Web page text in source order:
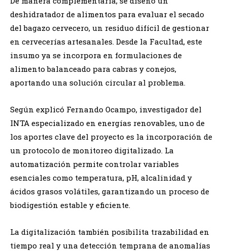
deshidratador de alimentos para evaluar el secado
del bagazo cervecero, un residuo difícil de gestionar
en cervecerías artesanales. Desde la Facultad, este
insumo ya se incorpora en formulaciones de
alimento balanceado para cabras y conejos,
aportando una solución circular al problema.
Según explicó Fernando Ocampo, investigador del
INTA especializado en energías renovables, uno de
los aportes clave del proyecto es la incorporación de
un protocolo de monitoreo digitalizado. La
automatización permite controlar variables
esenciales como temperatura, pH, alcalinidad y
ácidos grasos volátiles, garantizando un proceso de
biodigestión estable y eficiente.
La digitalización también posibilita trazabilidad en
tiempo real y una detección temprana de anomalías